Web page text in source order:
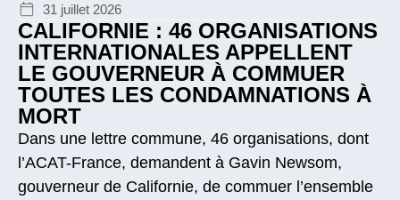
31 juillet 2026
CALIFORNIE : 46 ORGANISATIONS
INTERNATIONALES APPELLENT
LE GOUVERNEUR À COMMUER
TOUTES LES CONDAMNATIONS À
MORT
Dans une lettre commune, 46 organisations, dont
l’ACAT-France, demandent à Gavin Newsom,
gouverneur de Californie, de commuer l’ensemble